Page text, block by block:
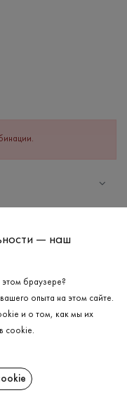
стиральной машине
— наш
браузере?
опыта на этом сайте.
и о том, как мы их
cookie.